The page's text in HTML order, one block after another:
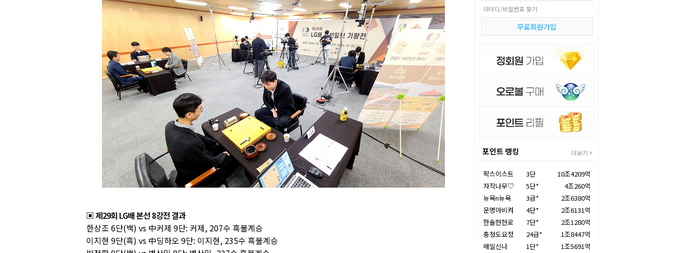
▣ 제29회 LG배 본선 8강전 결과
한상조 6단(백) vs 中커제 9단: 커제, 207수 흑불계승
이지현 9단(흑) vs 中딩하오 9단: 이지현, 235수 흑불계승
아이디/비밀번호 찾기
무료회원가입
포인트 랭킹 더보기
팍스이스트 3단
10조4209억
자작나무♡
5단*
4조260억
뉴욕n뉴욕
3급*
2조6380억
운명아비켜
4단*
2조6131억
한솔현현로
7단*
2조1280억
충청도요정
24급*
1조8447억
매일신나
1단*
1조5691억